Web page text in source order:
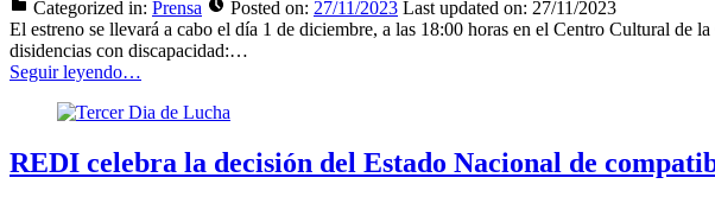
Categorized in: Prensa Posted on: 27/11/2023 Last updated on: 27/11/2023
El estreno se llevará a cabo el día 1 de diciembre, a las 18:00 horas en el Centro Cultural
disidencias con discapacidad:…
Seguir leyendo…
REDI celebra la decisión del Estado Nacional de